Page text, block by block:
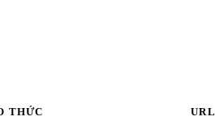
THỨC URL